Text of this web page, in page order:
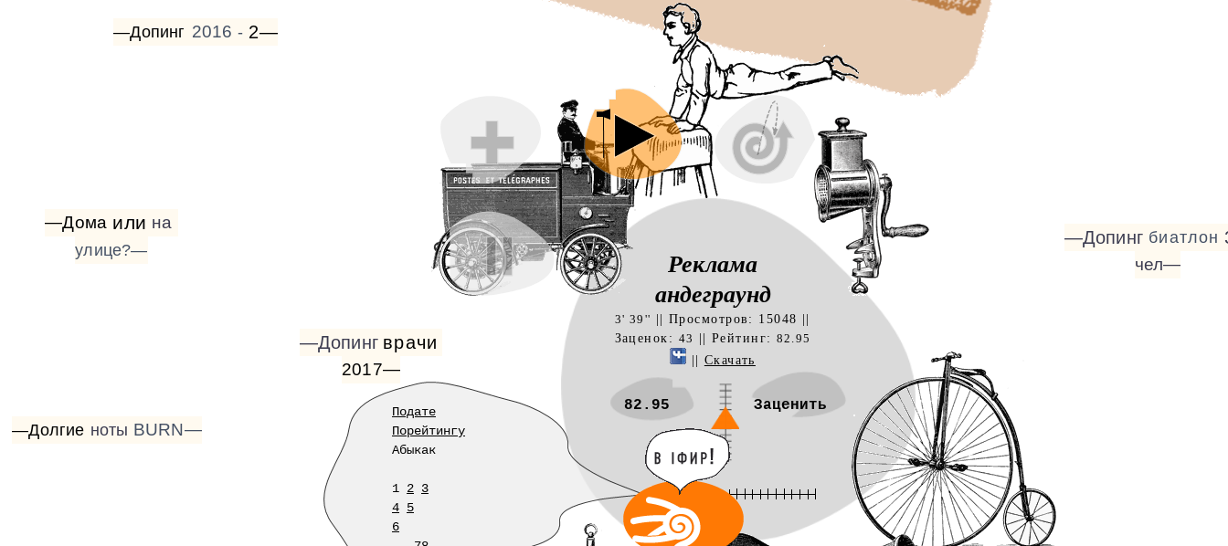
Реклама
андеграунд
3' 39'' || Просмотров: 15048 ||
Заценок: 43 || Рейтинг: 82.95
|| Скачать
82.95 Заценить
Подате
Порейтингу
Абыкак
1 2 3
4 5
6
—Дома или на
улице?—
—Допинг 2016 - 2—
—Допинг биатлон
чел—
—Долгие ноты BURN—